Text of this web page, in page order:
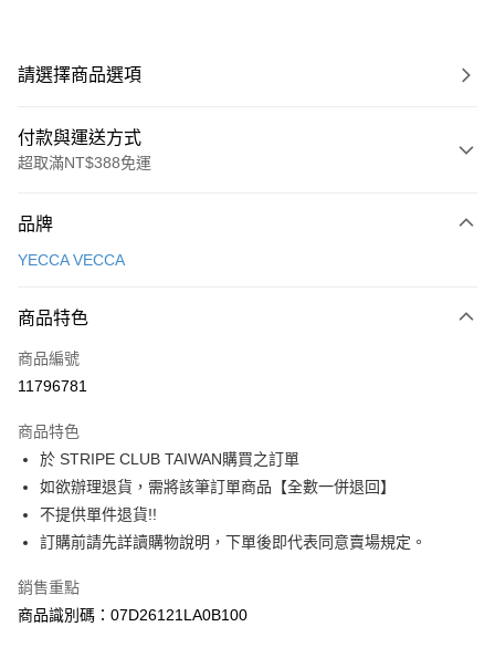
請選擇商品選項
付款與運送方式
超取滿NT$388免運
信用卡一次付款
3 期 0 利率 每期
合作金庫商業銀行
上海商業儲蓄銀行
臺灣中小企業銀行
匯豐（台灣）商業銀行
華泰商業銀行
聯邦商業銀行
遠東國際商業銀行
元大商業銀行
玉山商業銀行
星展（台灣）商業銀行
台灣樂天信用卡公司
超商取貨付款
LINE Pay
Apple Pay
街口支付
悠遊付
大哥付你分期
相關說明
品牌
YECCA VECCA
商品特色
商品編號
11796781
商品特色
於 STRIPE CLUB TAIWAN購買之訂單
如欲辦理退貨，需將該筆訂單商品【全數一併退回】
不提供單件退貨!!
訂購前請先詳讀購物說明，下單後即代表同意賣場規定。
銷售重點
商品識別碼：07D26121LA0B100